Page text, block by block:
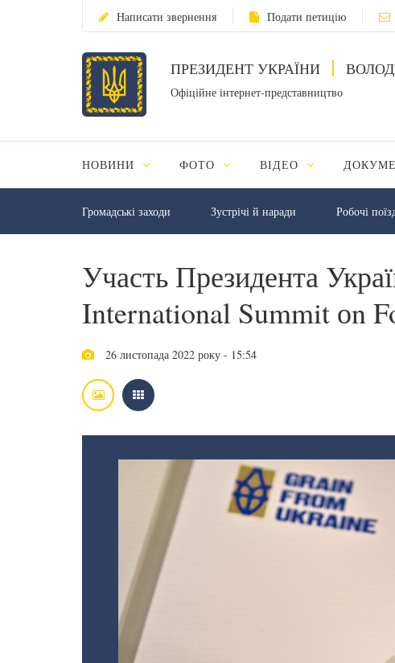
Написати звернення Подати петицію
ПРЕЗИДЕНТ УКРАЇНИ
Офіційне інтернет-представництво
НОВИНИ ФОТО ВІДЕО
Громадські заходи Зустрічі й наради Робочі
Участь Президента
International Summit оn
26 листопада 2022 року - 15:54